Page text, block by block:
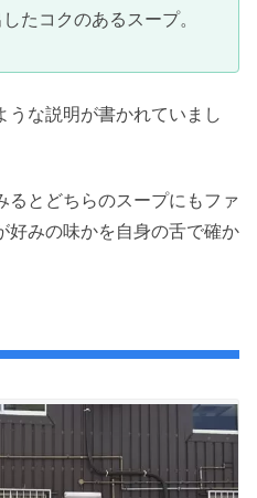
たコクのあるスープ。
うな説明が書かれていまし
るとどちらのスープにもファ
好みの味かを自身の舌で確か